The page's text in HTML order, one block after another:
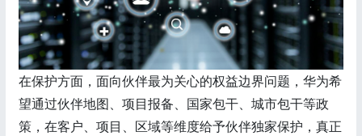
在保护方面，面向伙伴最为关心的权益边界问题，华为希
望通过伙伴地图、项目报备、国家包干、城市包干等政
策，在客户、项目、区域等维度给予伙伴独家保护，真正